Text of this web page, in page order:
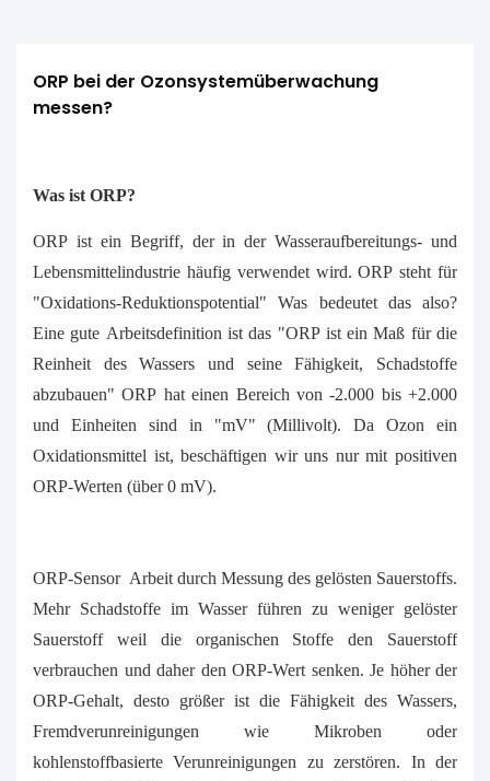
ORP bei der Ozonsystemüberwachung
messen?
Was ist ORP?
ORP ist ein Begriff, der in der Wasseraufbereitungs- und
Lebensmittelindustrie häufig verwendet wird. ORP steht für
"Oxidations-Reduktionspotential" Was bedeutet das also?
Eine gute Arbeitsdefinition ist das "ORP ist ein Maß für die
Reinheit des Wassers und seine Fähigkeit, Schadstoffe
abzubauen" ORP hat einen Bereich von -2.000 bis +2.000
und Einheiten sind in "mV" (Millivolt). Da Ozon ein
Oxidationsmittel ist, beschäftigen wir uns nur mit positiven
ORP-Werten (über 0 mV).
ORP-Sensor Arbeit durch Messung des gelösten Sauerstoffs.
Mehr Schadstoffe im Wasser führen zu weniger gelöster
Sauerstoff weil die organischen Stoffe den Sauerstoff
verbrauchen und daher den ORP-Wert senken. Je höher der
ORP-Gehalt, desto größer ist die Fähigkeit des Wassers,
Fremdverunreinigungen wie Mikroben oder
kohlenstoffbasierte Verunreinigungen zu zerstören. In der